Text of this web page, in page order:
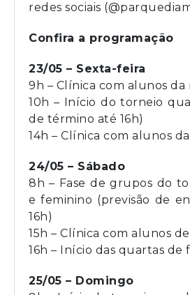
redes sociais
Confira a programação
23/05 – Sexta-feira
9h – Clínica com alunos
10h – Início do torneio
de término até 16h)
14h – Clínica com alunos
24/05 – Sábado
8h – Fase de grupos do
e feminino (previsão de
16h)
15h – Clínica com alunos
16h – Início das quartas de
25/05 – Domingo